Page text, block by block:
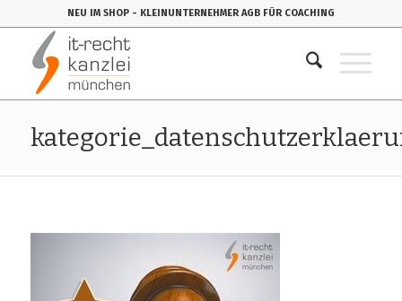
NEU IM SHOP - KLEINUNTERNEHMER AGB FÜR COACHING